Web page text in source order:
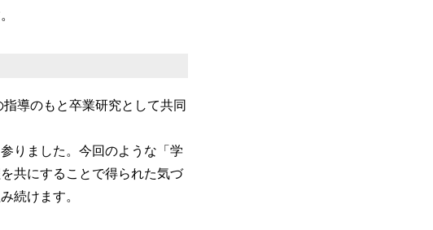
導のもと卒業研究として共同
りました。今回のような「学
共にすることで得られた気づ
続けます。